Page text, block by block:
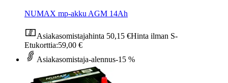
NUMAX mp-akku AGM 14Ah
Asiakasomistajahinta 50,15 €Hinta ilman S-
Etukorttia:59,00 €
Asiakasomistaja-alennus-15 %